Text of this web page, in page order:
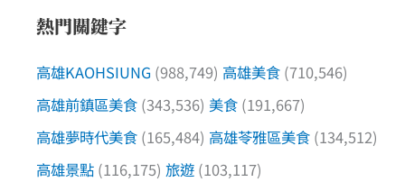
熱門關鍵字
高雄KAOHSIUNG (988,749) 高雄美食 (710,546)
高雄前鎮區美食 (343,536) 美食 (191,667)
高雄夢時代美食 (165,484) 高雄苓雅區美食 (134,512)
高雄景點 (116,175) 旅遊 (103,117)